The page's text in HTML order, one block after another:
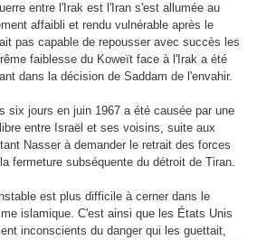
entre l'Irak est l'Iran s'est allumée au
affaibli et rendu vulnérable après le
pas capable de repousser avec succès les
faiblesse du Koweït face à l'Irak a été
dans la décision de Saddam de l'envahir.
six jours en juin 1967 a été causée par une
entre Israël et ses voisins, suite aux
Nasser à demander le retrait des forces
fermeture subséquente du détroit de Tiran.
est plus difficile à cerner dans le
islamique. C'est ainsi que les États Unis
inconscients du danger qui les guettait,